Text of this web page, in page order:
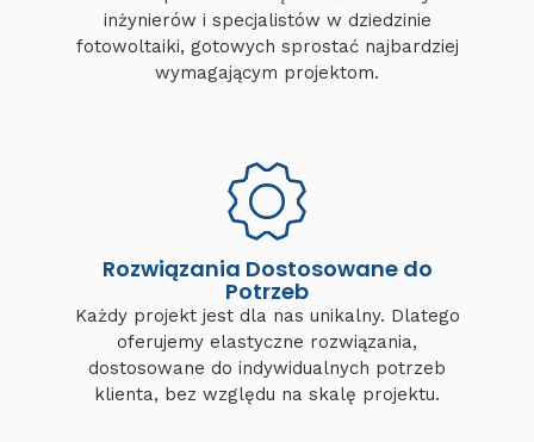
inżynierów i specjalistów w dziedzinie
fotowoltaiki, gotowych sprostać najbardziej
wymagającym projektom.
Rozwiązania Dostosowane do
Potrzeb
Każdy projekt jest dla nas unikalny. Dlatego
oferujemy elastyczne rozwiązania,
dostosowane do indywidualnych potrzeb
klienta, bez względu na skalę projektu.